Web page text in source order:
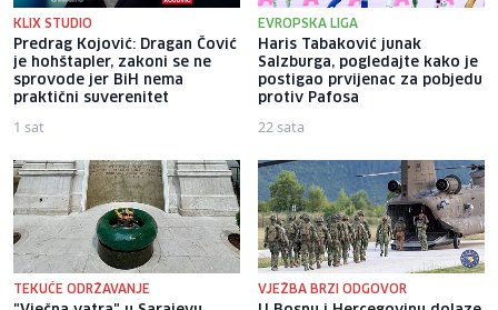
KLIX STUDIO
Predrag Kojović: Dragan Čović
je hohštapler, zakoni se ne
sprovode jer BiH nema
praktični suverenitet
1 sat
EVROPSKA LIGA
Haris Tabaković junak
Salzburga, pogledajte kako je
postigao prvijenac za pobjedu
protiv Pafosa
22 sata
TEKUĆE ODRŽAVANJE VJEŽBA BRZI ODGOVOR